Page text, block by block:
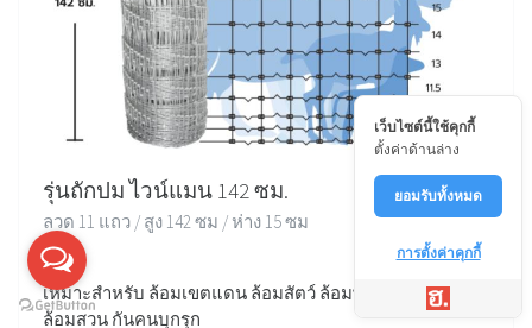
รุ่นถักปม ไวน์แมน 142 ซม.
ลวด 11 แถว / สูง 142 ซม / ห่าง 15 ซม
เหมาะสำหรับ ล้อมเขตแดน ล้อมสัตว์ ล้อมพื้นที่ ล้อมบ้าน
ล้อมสวน กันคนบุกรุก
เว็บไซต์นี้ใช้คุกกี้
ตั้งค่าด้านล่าง
ยอมรับทั้งหมด
การตั้งค่าคุกกี้